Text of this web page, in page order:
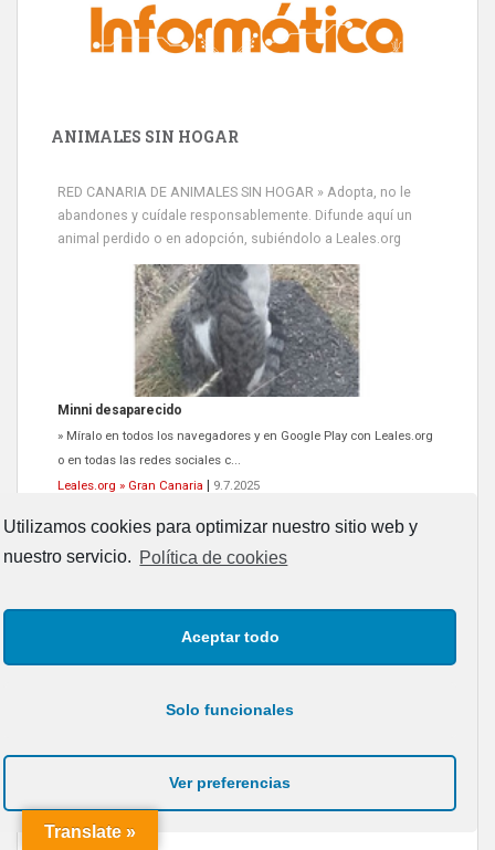
Utilizamos cookies para optimizar nuestro sitio web y
nuestro servicio. Política de cookies
Aceptar todo
Solo funcionales
Ver preferencias
ANIMALES SIN HOGAR
RED CANARIA DE ANIMALES SIN HOGAR » Adopta, no le
abandones y cuídale responsablemente. Difunde aquí un
animal perdido o en adopción, subiéndolo a Leales.org
Minni desaparecido
» Míralo en todos los navegadores y en Google Play con Leales.org
o en todas las redes sociales c...
Leales.org » Gran Canaria | 9.7.2025
Se llama Siami,es hembra de 4 años,esterilizada con marca de
oreja,cariñosa,mimosa pero miedosa,e...
ADOPCIÓN URGENTE GATA TEROR GRAN CANARIA
El ayuntamiento se va a llevar a Los Gatos callejeros de la zona los
próximos días, ella incluida...
Leales.org » Gran Canaria
Translate »